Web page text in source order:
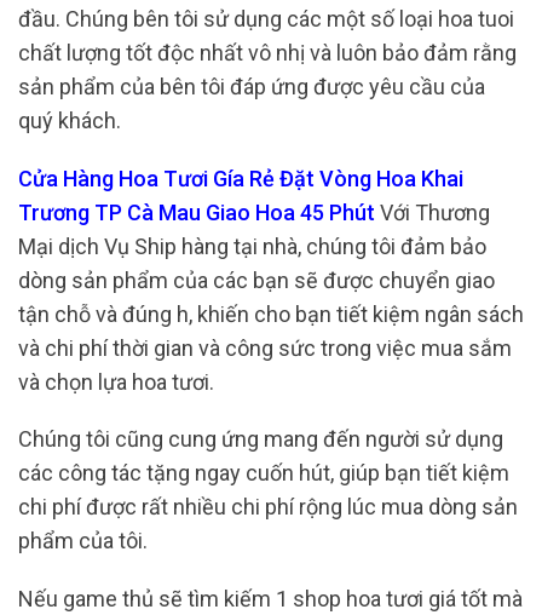
đầu. Chúng bên tôi sử dụng các một số loại hoa tuoi
chất lượng tốt độc nhất vô nhị và luôn bảo đảm rằng
sản phẩm của bên tôi đáp ứng được yêu cầu của
quý khách.
Cửa Hàng Hoa Tươi Gía Rẻ Đặt Vòng Hoa Khai
Trương TP Cà Mau Giao Hoa 45 Phút Với Thương
Mại dịch Vụ Ship hàng tại nhà, chúng tôi đảm bảo
dòng sản phẩm của các bạn sẽ được chuyển giao
tận chỗ và đúng h, khiến cho bạn tiết kiệm ngân sách
và chi phí thời gian và công sức trong việc mua sắm
và chọn lựa hoa tươi.
Chúng tôi cũng cung ứng mang đến người sử dụng
các công tác tặng ngay cuốn hút, giúp bạn tiết kiệm
chi phí được rất nhiều chi phí rộng lúc mua dòng sản
phẩm của tôi.
Nếu game thủ sẽ tìm kiếm 1 shop hoa tươi giá tốt mà